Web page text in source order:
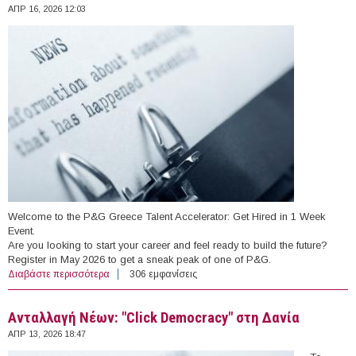
ΑΠΡ 16, 2026 12:03
Welcome to the P&G Greece Talent Accelerator: Get Hired in 1 Week
Event.
Are you looking to start your career and feel ready to build the future?
Register in May 2026 to get a sneak peak of one of P&G.
Διαβάστε περισσότερα για P&G Talent Accelerator: Get Hired in 1 Week
306 εμφανίσεις
Ανταλλαγή Νέων: "Click Democracy" στη Δανία
ΑΠΡ 13, 2026 18:47